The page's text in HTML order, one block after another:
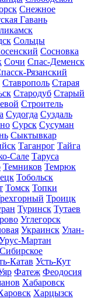
Снежное
Гавань
Сольцы
Сосновка
Сочи Спас-Деменск
Рязанский
Ставрополь Старая
Стародуб Старый
Строитель
Судогда Суздаль
Сурск Сусуман
Сыктывкар
Таганрог Тайга
Сале Таруса
Темников Темрюк
Тобольск
Томск Топки
Троицк
Туринск Тутаев
Углегорск
Украинск Улан-
Мартан
Катав Усть-Кут
Фатеж Феодосия
Хабаровск
Харцызск